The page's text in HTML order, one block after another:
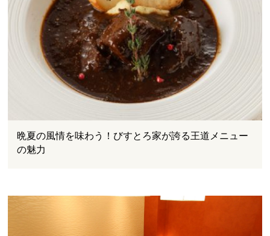
晩夏の風情を味わう！びすとろ家が誇る王道メニュー
の魅力